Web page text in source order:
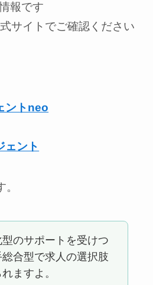
報です
サイトでご確認ください
ントneo
ェント
型のサポートを受けつ
合型で求人の選択肢
ますよ。